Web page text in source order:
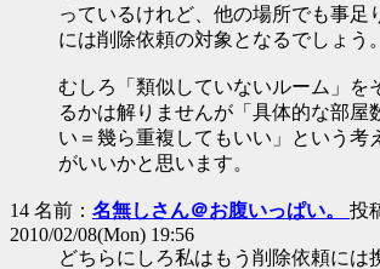
っているけれど、他の場所でも事足
には削除依頼の対象となるでしょう。
むしろ「類似していないルーム」を
るかは解りませんが「具体的な部屋
い＝幾ら重複してもいい」という考
がいいかと思います。
14 名前： 名無しさん＠お腹いっぱい。 投
2010/02/08(Mon) 19:56
どちらにしろ私はもう削除依頼には